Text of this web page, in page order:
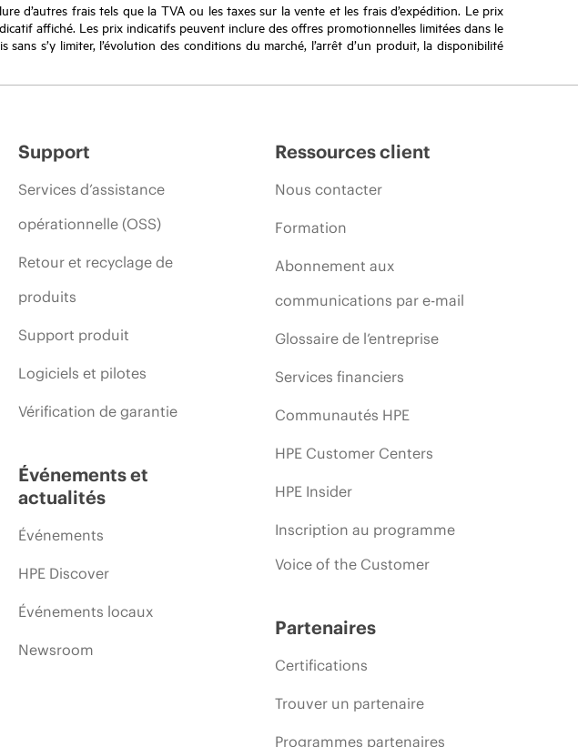
d’autres frais tels que la TVA ou les taxes sur la vente et les frais d’expédition. Le prix
affiché. Les prix indicatifs peuvent inclure des offres promotionnelles limitées dans le
s’y limiter, l’évolution des conditions du marché, l’arrêt d’un produit, la disponibilité
Support
Services d’assistance
opérationnelle (OSS)
Retour et recyclage de
produits
Support produit
Logiciels et pilotes
Vérification de garantie
Événements et
actualités
Événements
HPE Discover
Événements locaux
Newsroom
Ressources client
Nous contacter
Formation
Abonnement aux
communications par e-mail
Glossaire de l’entreprise
Services financiers
Communautés HPE
HPE Customer Centers
HPE Insider
Inscription au programme
Voice of the Customer
Partenaires
Certifications
Trouver un partenaire
Programmes partenaires